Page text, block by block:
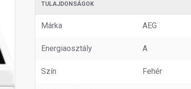
TULAJDONSÁGOK
Márka AEG
Energiaosztály A
Szín Fehér